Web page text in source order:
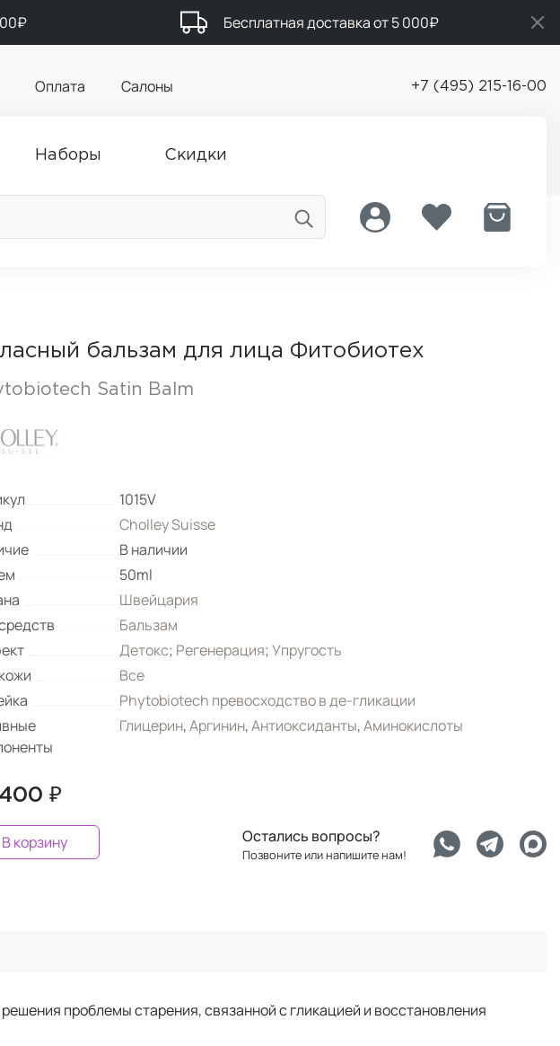
Бесплатная доставка от 5 000₽
Оплата Салоны +7 (495) 215-16-00
Наборы Скидки
бальзам для лица Фитобиотех
Satin Balm
1015V
Cholley Suisse
В наличии
50ml
Швейцария
Бальзам
Детокс; Регенерация;Упругость
Все
Phytobiotech превосходство в де-гликации
Глицерин,Аргинин,Антиоксиданты,Аминокислоты
₽
В корзину Остались вопросы?
Позвоните или напишите нам!
проблемы старения, связанной с гликацией и восстановления